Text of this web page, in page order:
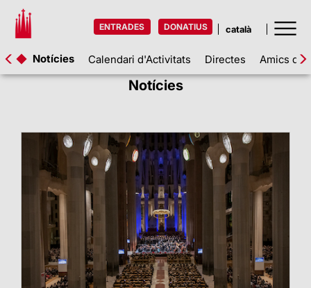
ENTRADES DONATIUS
Notícies Calendari d'Activitats Directes Amics de
Notícies